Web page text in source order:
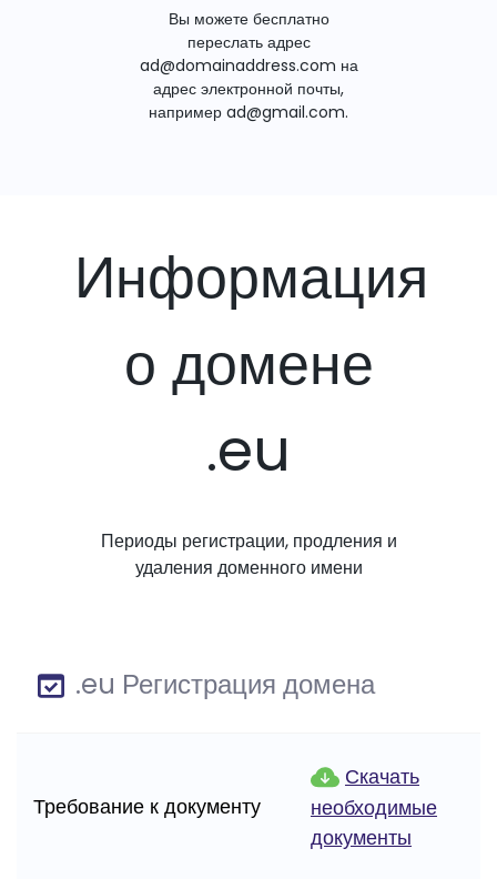
Вы можете бесплатно
переслать адрес
ad@domainaddress.com на
адрес электронной почты,
например ad@gmail.com.
Информация
о домене
.eu
Периоды регистрации, продления и
удаления доменного имени
.eu Регистрация домена
Требование к документу
Скачать
необходимые
документы